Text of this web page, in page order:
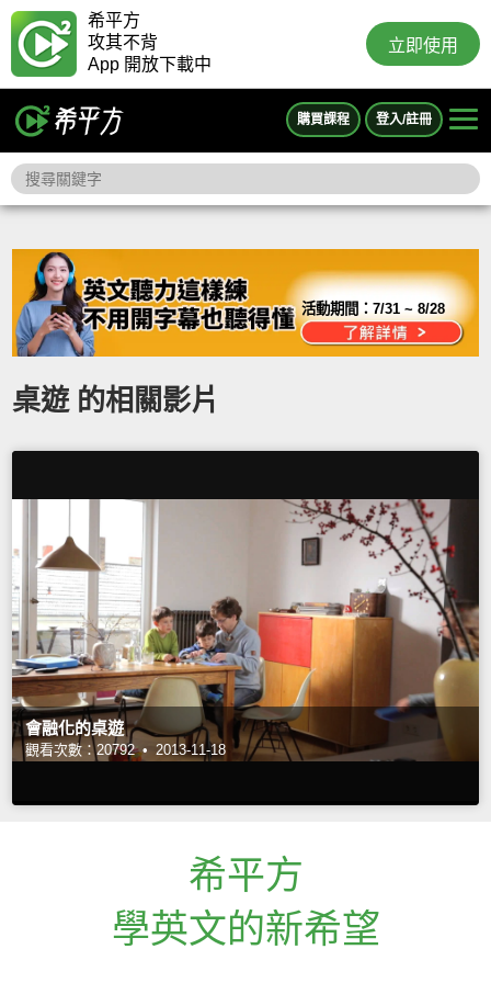
希平方
攻其不背
App 開放下載中
立即使用
購買課程 登入/註冊
活動期間：7/31 ~ 8/28
桌遊 的相關影片
會融化的桌遊
觀看次數：20792 • 2013-11-18
希平方
學英文的新希望